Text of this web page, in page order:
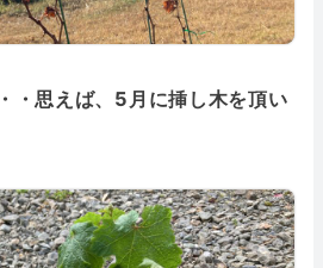
・思えば、5月に挿し木を頂い